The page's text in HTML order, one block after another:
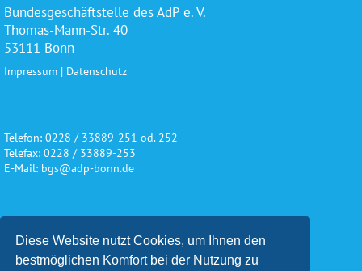
Diese Website nutzt Cookies, um Ihnen den
bestmöglichen Komfort bei der Nutzung zu
Bundesgeschäftstelle des AdP e. V.
Thomas-Mann-Str. 40
53111 Bonn
Impressum | Datenschutz
Telefon: 0228 / 33889-251 od. 252
Telefax: 0228 / 33889-253
E-Mail: bgs@adp-bonn.de
Wir danken für die freundliche
Unterstützung und Förderung